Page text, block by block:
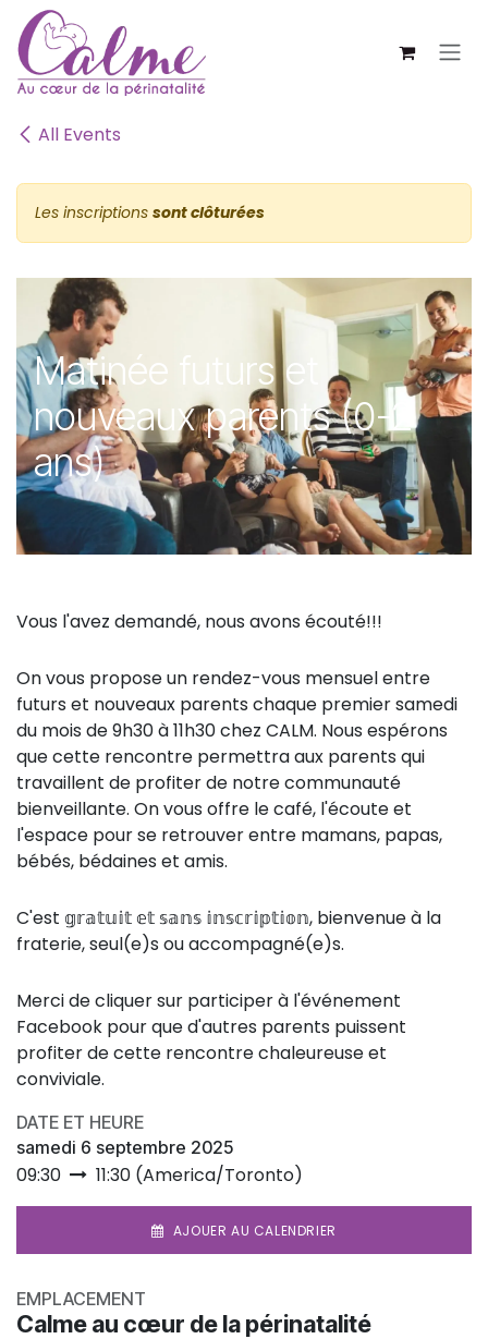
SE RENDRE AU CONTENU
All Events
Les inscriptions sont clôturées
Matinée futurs et
nouveaux parents (0-2
ans)
Vous l'avez demandé, nous avons écouté!!!
On vous propose un rendez-vous mensuel entre
futurs et nouveaux parents chaque premier samedi
du mois de 9h30 à 11h30 chez CALM. Nous espérons
que cette rencontre permettra aux parents qui
travaillent de profiter de notre communauté
bienveillante. On vous offre le café, l'écoute et
l'espace pour se retrouver entre mamans, papas,
bébés, bédaines et amis.
C'est 𝕘𝕣𝕒𝕥𝕦𝕚𝕥 𝕖𝕥 𝕤𝕒𝕟𝕤 𝕚𝕟𝕤𝕔𝕣𝕚𝕡𝕥𝕚𝕠𝕟, bienvenue à la
fraterie, seul(e)s ou accompagné(e)s.
Merci de cliquer sur participer à l'événement
Facebook pour que d'autres parents puissent
profiter de cette rencontre chaleureuse et
conviviale.
DATE ET HEURE
samedi 6 septembre 2025
09:30 11:30 (America/Toronto)
AJOUER AU CALENDRIER
EMPLACEMENT
Calme au cœur de la périnatalité